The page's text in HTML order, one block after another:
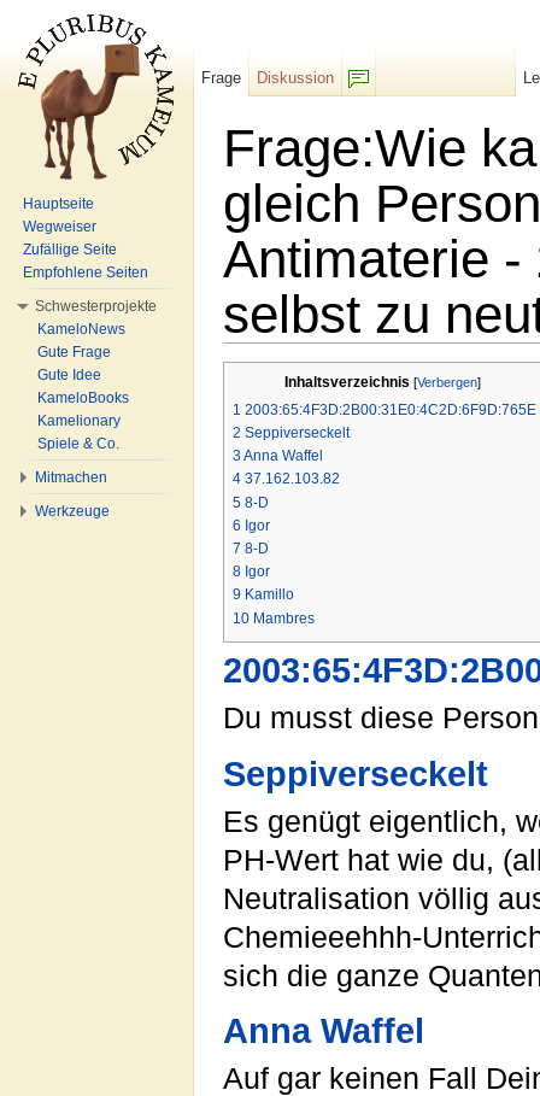
Frage:Wie
gleich
Antimaterie -
selbst zu
Inhaltsverzeichnis [Verbergen]
1 2003:65:4F3D:2B00:31E0:4C2D:6F9D:765E
2 Seppiverseckelt
3Anna Waffel
4 37.162.103.82
5 8-D
6 Igor
7 8-D
8 Igor
9 Kamillo
10 Mambres
Du musst diese
Seppiverseckelt
Es genügt eigentlich,
PH-Wert hat wie du,
Neutralisation völlig
Chemieeehhh-
sich die ganze
Anna Waffel
Auf gar keinen Fall
Frage
Diskussion
Hauptseite
Wegweiser
Zufällige Seite
Empfohlene Seiten
Schwesterprojekte
KameloNews
Gute Frage
Gute Idee
KameloBooks
Kamelionary
Spiele & Co.
Mitmachen
Werkzeuge